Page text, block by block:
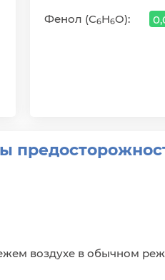
Фенол (C6H6O):
воздухе в обычном